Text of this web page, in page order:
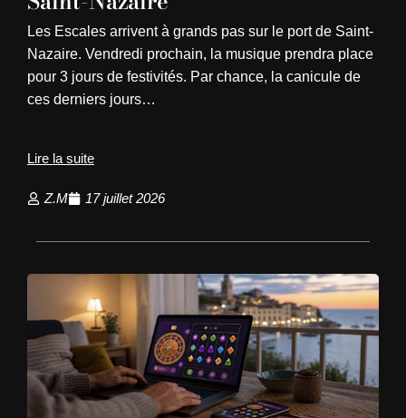
Les Escales arrivent à grands pas sur le port de Saint-
Nazaire. Vendredi prochain, la musique prendra place
pour 3 jours de festivités. Par chance, la canicule de
ces derniers jours…
Lire la suite
Z.M 17 juillet 2026